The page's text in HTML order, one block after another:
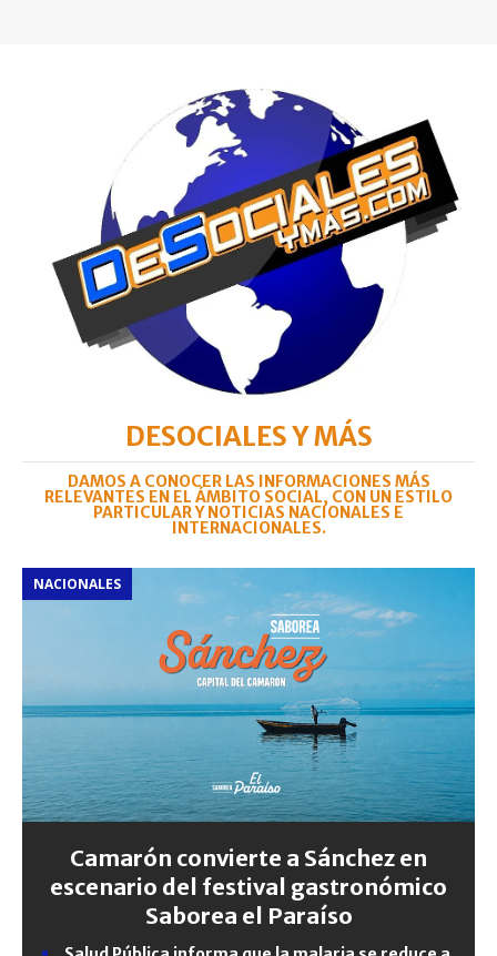
DESOCIALES Y MÁS
DAMOS A CONOCER LAS INFORMACIONES MÁS
RELEVANTES EN EL ÁMBITO SOCIAL, CON UN ESTILO
PARTICULAR Y NOTICIAS NACIONALES E
INTERNACIONALES.
NACIONALES
Camarón convierte a Sánchez en
escenario del festival gastronómico
Saborea el Paraíso